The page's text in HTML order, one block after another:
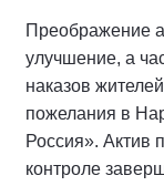
Преображение
улучшение, а
наказов
пожелания в
Россия». Актив
контроле